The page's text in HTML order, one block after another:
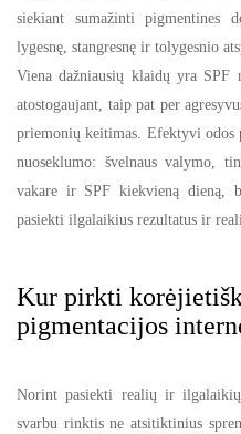
siekiant sumažinti
lygesnę, stangresnę ir tolygesnio
Viena dažniausių klaidų yra SPF
atostogaujant, taip pat per
priemonių keitimas. Efektyvi odos
nuoseklumo: švelnaus valymo,
vakare ir SPF kiekvieną dieną,
pasiekti ilgalaikius rezultatus ir
Kur pirkti
pigmentacijos
Norint pasiekti realių ir
svarbu rinktis ne atsitiktinius